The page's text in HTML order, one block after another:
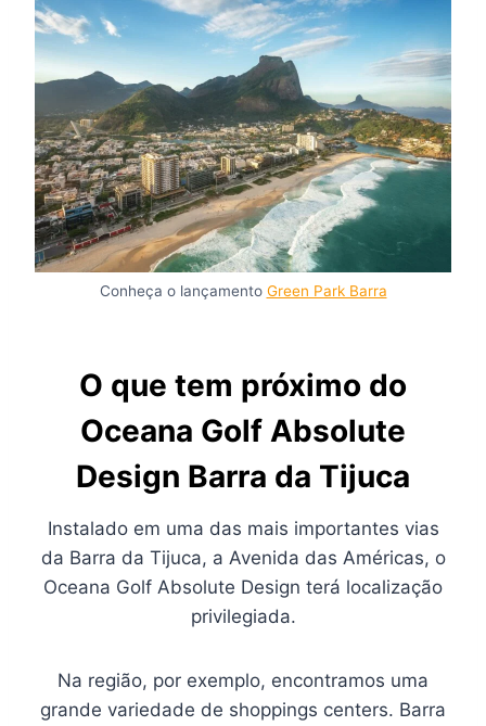
Conheça o lançamento Green Park Barra
O que tem próximo do
Oceana Golf Absolute
Design Barra da Tijuca
Instalado em uma das mais importantes vias
da Barra da Tijuca, a Avenida das Américas, o
Oceana Golf Absolute Design terá localização
privilegiada.
Na região, por exemplo, encontramos uma
grande variedade de shoppings centers. Barra